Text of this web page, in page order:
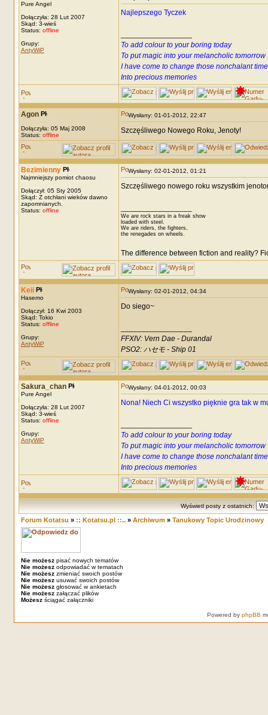
Pure Angel
Dołączyła: 28 Lut 2007
Skąd: 3-wieś
Status: offline
Grupy:
AntyWiP
Najlepszego Tyczek
To add colour to your boring today
To put magic into your melancholic tomorrow
I have come to change those nonchalant
Into precious memories
Agon
Dołączyła: 05 Maj 2008
Status: offline
Wysłany: 01-01-2012, 22:47
Szczęśliwego Nowego Roku, Jenoty!
Bezimienny
Najmniejszy pomiot chaosu
Dołączył: 05 Sty 2005
Skąd: Z otchłani wieków dawno
zapomnianych.
Status: offline
Wysłany: 02-01-2012, 01:21
Szczęśliwego nowego roku wszystkim
We are rock stars in a freak show
loaded with steel.
We are riders, the fighters,
the renegades on wheels.
The difference between fiction and reality?
Keii
Hasemo
Dołączył: 16 Kwi 2003
Skąd: Tokio
Status: offline
Grupy:
AntyWiP
Wysłany: 02-01-2012, 04:34
Do siego~
FFXIV: Vern Dae - Durandal
PSO2: ハセモ - Ship 01
Sakura_chan
Pure Angel
Dołączyła: 28 Lut 2007
Skąd: 3-wieś
Status: offline
Grupy:
AntyWiP
Wysłany: 04-01-2012, 00:03
Nona! Niech Ci wszystko pięknie gra tak w
To add colour to your boring today
To put magic into your melancholic tomorrow
I have come to change those nonchalant
Into precious memories
Wyświetl posty z ostatnich:
Forum Kotatsu » :: Kotatsu.pl ::..» Archiwum» Tanukowy Topic Urodzinowy
Nie możeszpisać nowych tematów
Nie możeszodpowiadać w tematach
Nie możeszzmieniać swoich postów
Nie możeszusuwać swoich postów
Nie możeszgłosować w ankietach
Nie możeszzałączać plików
Możeszściągać załączniki
Powered by phpBB